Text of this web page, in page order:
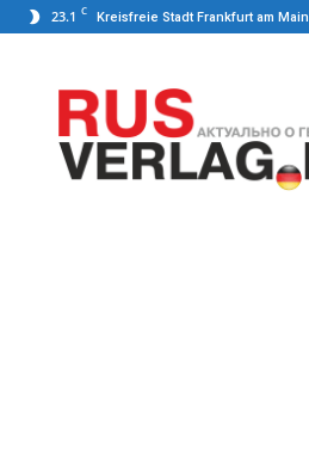
23.1 C Kreisfreie Stadt Frankfurt am Main